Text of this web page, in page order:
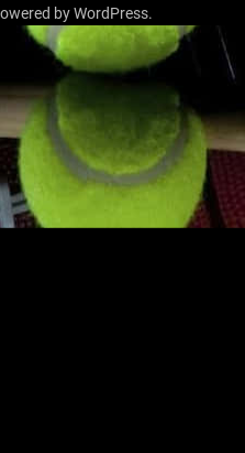
byWordPress.